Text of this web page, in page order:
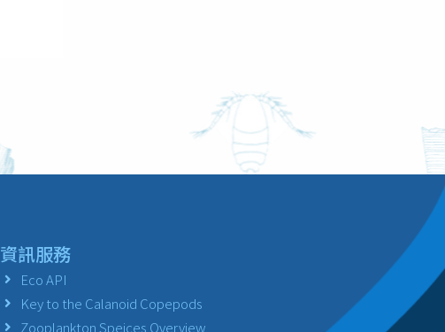
資訊服務
Eco API
Key to the Calanoid Copepods
Zooplankton Speices Overview